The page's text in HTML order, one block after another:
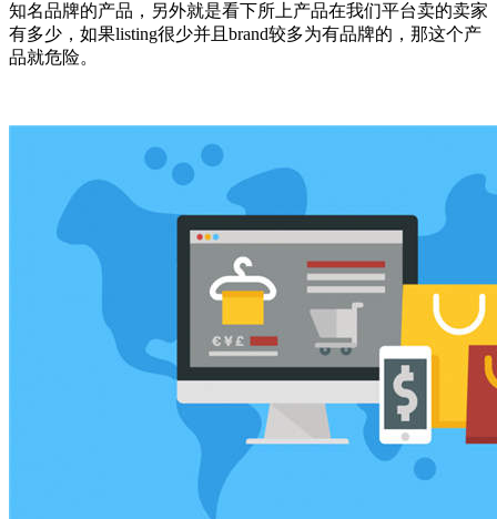
知名品牌的产品，另外就是看下所上产品在我们平台卖的卖家
有多少，如果listing很少并且brand较多为有品牌的，那这个产
品就危险。